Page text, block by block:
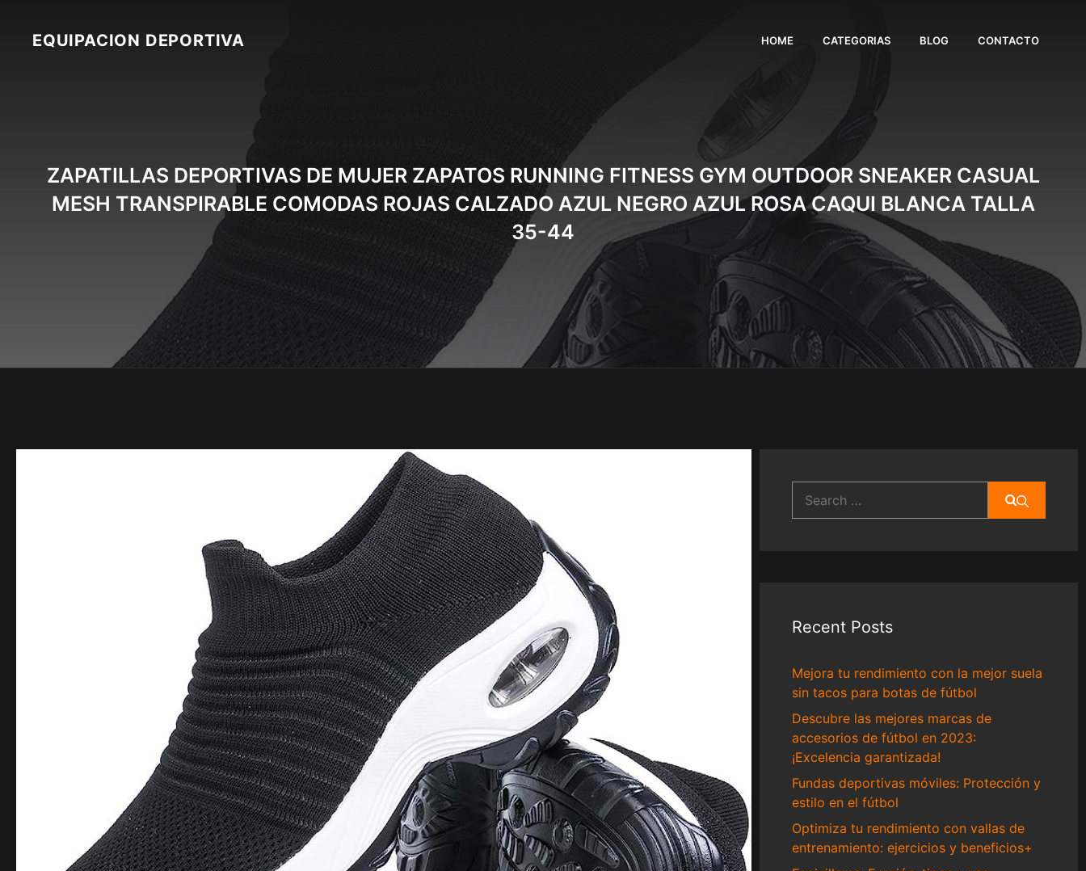
contentEQUIPACION DEPORTIVA HOME CATEGORIAS BLOG CONTACTO
ZAPATILLAS DEPORTIVAS DE MUJER ZAPATOS RUNNING FITNESS GYM OUTDOOR SNEAKER CASUAL
MESH TRANSPIRABLE COMODAS ROJAS CALZADO AZUL NEGRO AZUL ROSA CAQUI BLANCA TALLA
35-44
for:
Recent Posts
Mejora tu rendimiento con la mejor suela
sin tacos para botas de fútbol
Descubre las mejores marcas de
accesorios de fútbol en 2023:
¡Excelencia garantizada!
Fundas deportivas móviles: Protección y
estilo en el fútbol
Optimiza tu rendimiento con vallas de
entrenamiento: ejercicios y beneficios+